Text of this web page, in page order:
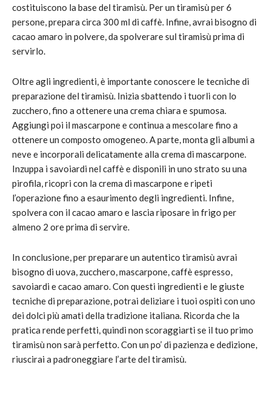
costituiscono la base del tiramisù. Per un tiramisù per 6
persone, prepara circa 300 ml di caffè. Infine, avrai bisogno di
cacao amaro in polvere, da spolverare sul tiramisù prima di
servirlo.
Oltre agli ingredienti, è importante conoscere le tecniche di
preparazione del tiramisù. Inizia sbattendo i tuorli con lo
zucchero, fino a ottenere una crema chiara e spumosa.
Aggiungi poi il mascarpone e continua a mescolare fino a
ottenere un composto omogeneo. A parte, monta gli albumi a
neve e incorporali delicatamente alla crema di mascarpone.
Inzuppa i savoiardi nel caffè e disponili in uno strato su una
pirofila, ricopri con la crema di mascarpone e ripeti
l’operazione fino a esaurimento degli ingredienti. Infine,
spolvera con il cacao amaro e lascia riposare in frigo per
almeno 2 ore prima di servire.
In conclusione, per preparare un autentico tiramisù avrai
bisogno di uova, zucchero, mascarpone, caffè espresso,
savoiardi e cacao amaro. Con questi ingredienti e le giuste
tecniche di preparazione, potrai deliziare i tuoi ospiti con uno
dei dolci più amati della tradizione italiana. Ricorda che la
pratica rende perfetti, quindi non scoraggiarti se il tuo primo
tiramisù non sarà perfetto. Con un po’ di pazienza e dedizione,
riuscirai a padroneggiare l’arte del tiramisù.